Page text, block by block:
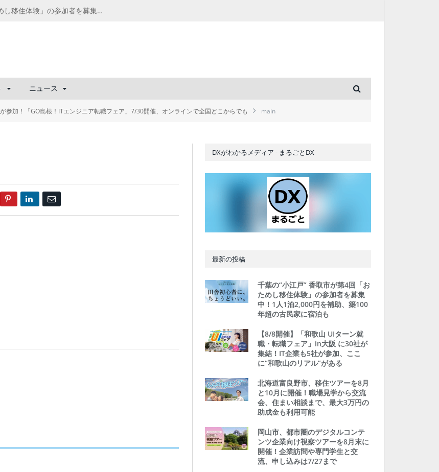
千葉の“小江戸” 香取市が第4回「おためし移住体験」の参加者を募集中！1人1泊2,000円を補助、築100年超の古民家に宿泊も
ニュース
参加！「GO島根！ITエンジニア転職フェア」7/30開催、オンラインで全国どこからでも main
Google+ Pinterest LinkedIn
DXがわかるメディア - まるごとDX
最新の投稿
千葉の“小江戸” 香取市が第4回「お
ためし移住体験」の参加者を募集
中！1人1泊2,000円を補助、築100
年超の古民家に宿泊も
【8/8開催】「和歌山 UIターン就
職・転職フェア」in大阪 に30社が
集結！IT企業も5社が参加、ここ
に“和歌山のリアル”がある
北海道富良野市、移住ツアーを8月
と10月に開催！職場見学から交流
会、住まい相談まで、最大3万円の
助成金も利用可能
岡山市、都市圏のデジタルコンテ
ンツ企業向け視察ツアーを8月末に
開催！企業訪問や専門学生と交
流、申し込みは7/27まで